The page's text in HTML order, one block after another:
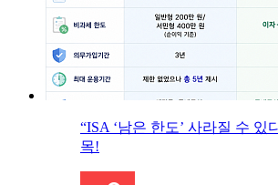
“ISA ‘남은 한도’ 사라질 수 있
목!